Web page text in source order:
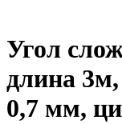
Угол
длина
0,7 мм,